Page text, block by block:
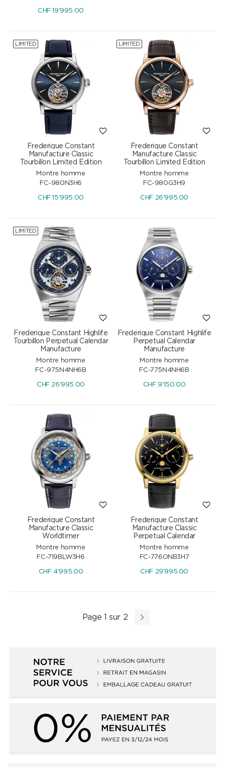
CHF 19'995.00
LIMITED
Frederique Constant
Manufacture Classic
Tourbillon Limited Edition
Montre homme
FC-980N3H6
CHF 15'995.00
LIMITED
Frederique Constant
Manufacture Classic
Tourbillon Limited Edition
Montre homme
FC-980G3H9
CHF 26'995.00
LIMITED
Frederique Constant Highlife
Tourbillon Perpetual Calendar
Manufacture
Montre homme
FC-975N4NH6B
CHF 26'995.00
Frederique Constant Highlife
Perpetual Calendar
Manufacture
Montre homme
FC-775N4NH6B
CHF 9'150.00
Frederique Constant
Manufacture Classic
Worldtimer
Montre homme
FC-719BLW3H6
CHF 4'995.00
Frederique Constant
Manufacture Classic
Perpetual Calendar
Montre homme
FC-776ONB3H7
CHF 29'995.00
Page 1 sur 2